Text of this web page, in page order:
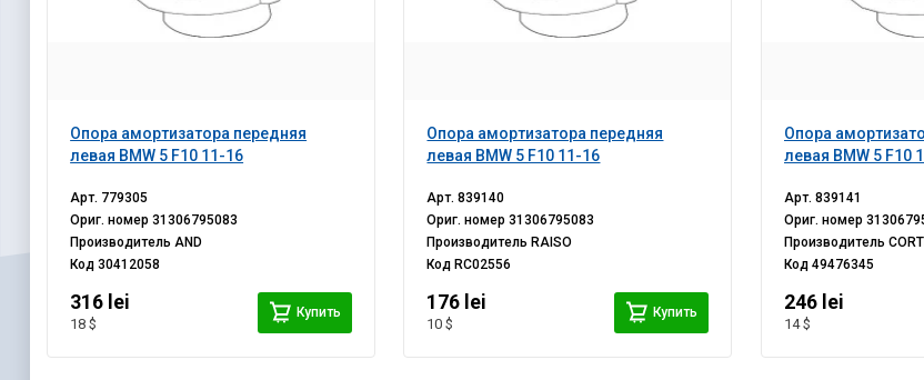
Опора амортизатора передняя
левая BMW 5 F10 11-16
Арт. 779305
Ориг. номер31306795083
ПроизводительAND
Код30412058
316 lei
18 $
Купить
Опора амортизатора передняя
левая BMW 5 F10 11-16
Арт.839140
Ориг. номер31306795083
Производитель RAISO
Код RC02556
176 lei
10 $
Купить
Опора
левая BMW 5 F10
Арт. 839141
Ориг. номер
Производитель
Код 49476345
246 lei
14 $